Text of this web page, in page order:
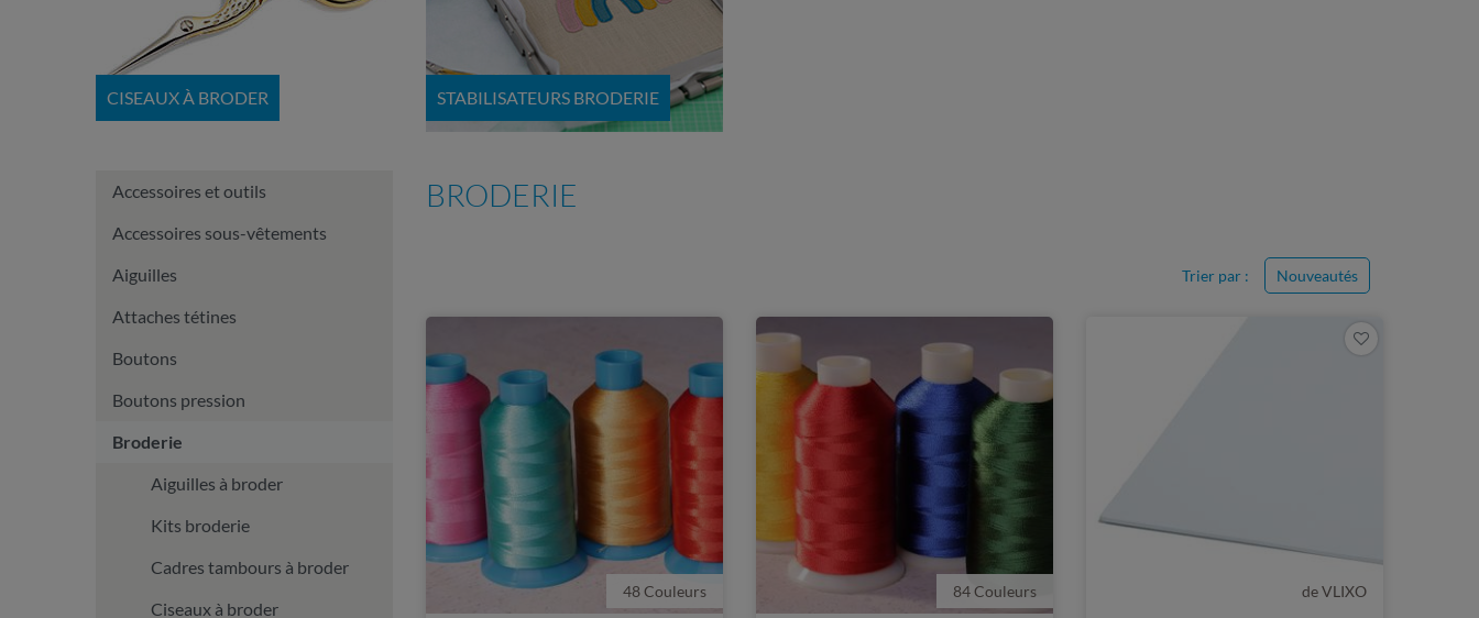
CISEAUX À BRODER STABILISATEURS BRODERIE
Accessoires et outils
Accessoires sous-vêtements
Aiguilles
Attaches tétines
Boutons
Boutons pression
Broderie
Aiguilles à broder
Kits broderie
Cadres tambours à broder
Ciseaux à broder
BRODERIE
Trier par : Nouveautés
48 Couleurs 84 Couleurs de VLIXO